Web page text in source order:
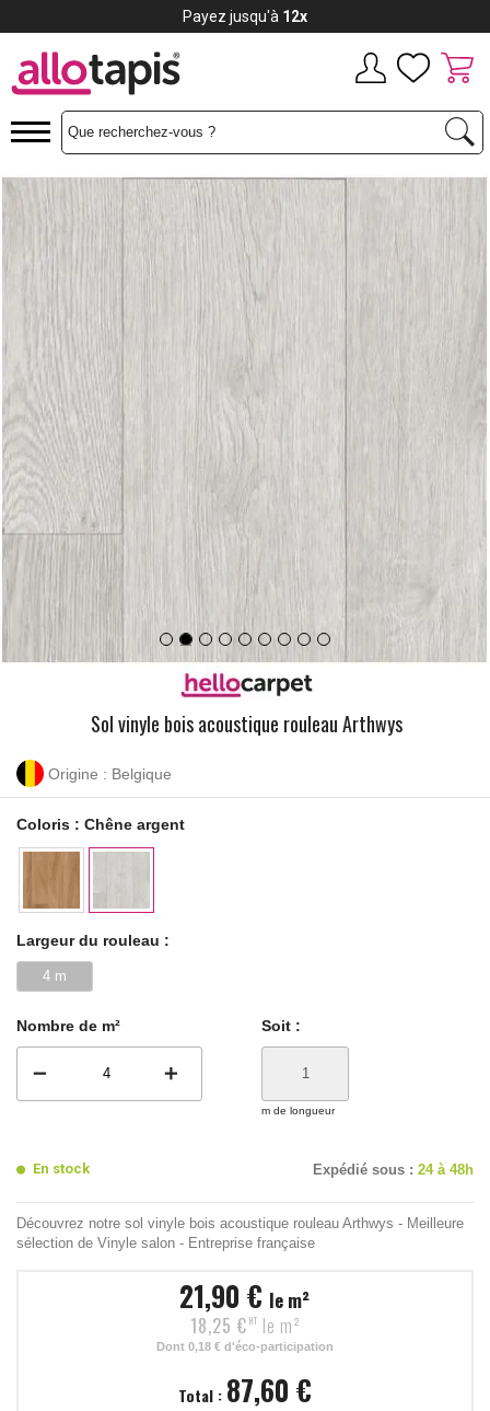
Sol vinyle bois acoustique rouleau Arthwys
Origine : Belgique
Coloris : Chêne argent
Largeur du rouleau :
4 m
Nombre de m²
remove add
Soit :
m de longueur
En stock Expédié sous : 24 à 48h
Découvrez notre sol vinyle bois acoustique rouleau Arthwys - Meilleure
sélection de Vinyle salon - Entreprise française
21,90 € le m²
18,25 € HT le m²
Dont 0,18 € d'éco-participation
Total : 87,60 €
Payez jusqu'à 12x